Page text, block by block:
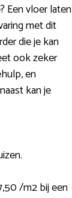
Een vloer laten
met dit
die je kan
ook zeker
en
kan je
/m2 bij een